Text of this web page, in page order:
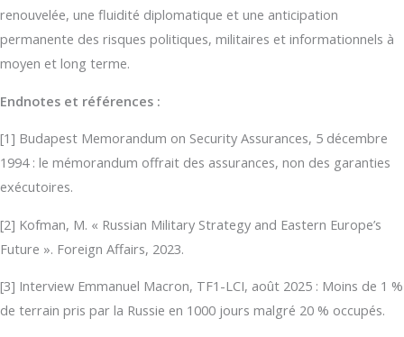
renouvelée, une fluidité diplomatique et une anticipation
permanente des risques politiques, militaires et informationnels à
moyen et long terme.
Endnotes et références :
[1] Budapest Memorandum on Security Assurances, 5 décembre
1994 : le mémorandum offrait des assurances, non des garanties
exécutoires.
[2] Kofman, M. « Russian Military Strategy and Eastern Europe’s
Future ». Foreign Affairs, 2023.
[3] Interview Emmanuel Macron, TF1-LCI, août 2025 : Moins de 1 %
de terrain pris par la Russie en 1000 jours malgré 20 % occupés.